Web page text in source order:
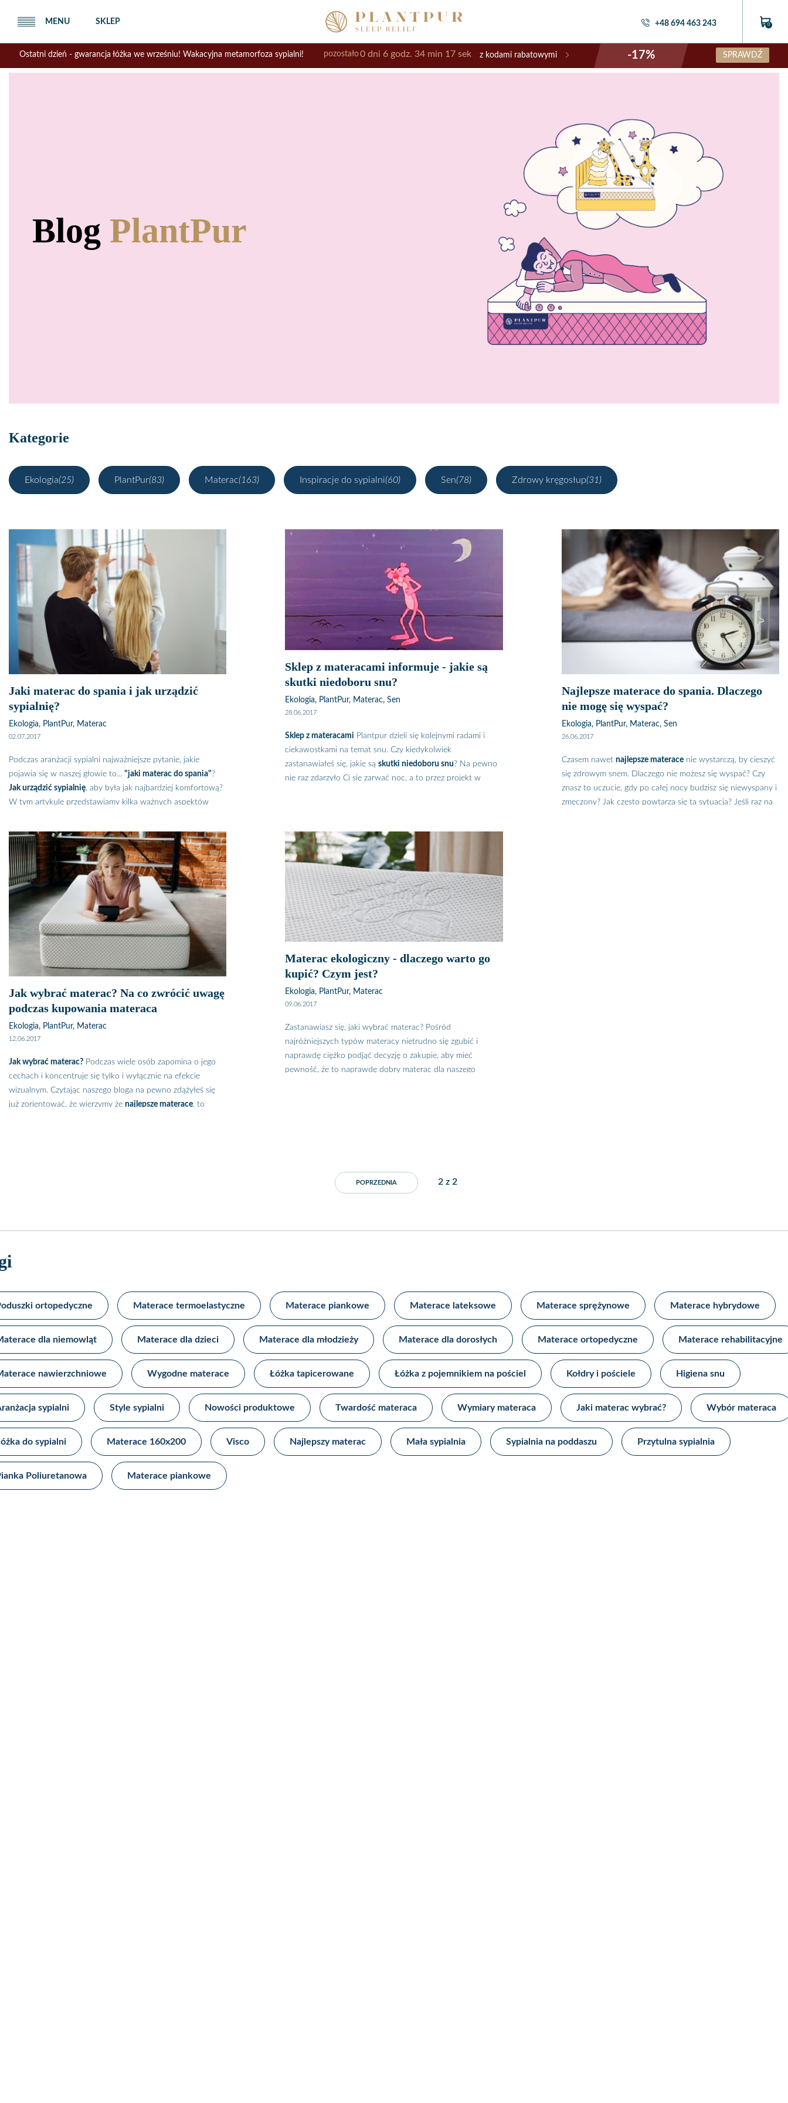
MENU SKLEP +48 694 463 243 0
Blog PlantPur
Kategorie
Ekologia(25) PlantPur(83) Materac(163) Inspiracje do sypialni(60) Sen(78) Zdrowy kręgosłup(31)
Ostatni dzień - gwarancja łóżka we wrześniu! Wakacyjna metamorfoza sypialni! pozostało0 dni 6 godz. 34 min 16 sek z kodami rabatowymi -17% SPRAWDŹ
Jaki materac do spania i jak urządzić
sypialnię?
Ekologia, PlantPur, Materac
02.07.2017
Podczas aranżacji sypialni najważniejsze pytanie, jakie
pojawia się w naszej głowie to... "jaki materac do spania"?
Jak urządzić sypialnię, aby była jak najbardziej komfortową?
W tym artykule przedstawiamy kilka ważnych aspektów
Pamiętajcie na jakość snu wpływa wiele czynników – ważne
są
materace do spania, ale równie istotne jest także to, z
czego zrobiona jest podłoga, czym zostały pomalowane
ściany i na jakie kolory, jakie jest oświetlenie i ogrzewanie. By
zdrowo spać sypialnia musi być dobrze urządzona – wtedy
łatwiej będzie w niej zasnąć i obudzić się wypoczętym. Jeśli
planujesz remont sypialni lub właśnie odbierasz klucze do
swojego pierwszego mieszkania i zastanawiasz się jak dobrze
i komfortowo urządzić sypialnię, poniżej znajdziesz kilka rad,
które na pewno ułatwią ci to zadanie.
Sklep z materacami informuje - jakie są
skutki niedoboru snu?
Ekologia, PlantPur, Materac, Sen
28.06.2017
Sklep z materacami Plantpur dzieli się kolejnymi radami i
ciekawostkami na temat snu. Czy kiedykolwiek
zastanawiałeś się, jakie sąskutki niedoboru snu? Na pewno
nie raz zdarzyło Ci się zarwać noc, a to przez projekt w
niewysypianie się ma jeszcze jakiś wpływ na nasze
zdrowie?Producent materacy Plantpur, zachęca do
zapoznania się z ciekawostkami związanymi z niewyspaniem.
Najlepsze materace do spania. Dlaczego
nie mogę się wyspać?
Ekologia, PlantPur, Materac, Sen
26.06.2017
Czasem nawet najlepsze materacenie wystarczą, by cieszyć
się zdrowym snem. Dlaczego nie możesz się wyspać? Czy
znasz to uczucie, gdy po całej nocy budzisz się niewyspany i
zmęczony? Jak często powtarza się ta sytuacja? Jeśli raz na
Jak wybrać materac? Na co zwrócić uwagę
podczas kupowania materaca
Ekologia, PlantPur, Materac
12.06.2017
Jak wybrać materac? Podczas wiele osób zapomina o jego
cechach i koncentruje się tylko i wyłącznie na efekcie
wizualnym. Czytając naszego bloga na pewno zdążyłeś się
już zorientować, że wierzymy że najlepsze materace, to
Materac ekologiczny - dlaczego warto go
kupić? Czym jest?
Ekologia, PlantPur, Materac
09.06.2017
Zastanawiasz się, jaki wybrać materac? Pośród
najróżniejszych typów materacy nietrudno się zgubić i
naprawdę ciężko podjąć decyzję o zakupie, aby mieć
pewność, że to naprawdę dobry materac dla naszego
POPRZEDNIA 2 z 2
ortopedyczne Materace termoelastyczne​ Materace piankowe​ Materace lateksowe​ Materace sprężynowe​ Materace hybrydowe​
dla niemowląt Materace dla dzieci​ Materace dla młodzieży​ Materace dla dorosłych Materace ortopedyczne​ Materace rehabilitacyjne​
nawierzchniowe​ Wygodne materace​ Łóżka tapicerowane​ Łóżka z pojemnikiem na pościel​ Kołdry i pościele Higiena snu​
sypialni​ Style sypialni​ Nowości produktowe​ Twardość materaca Wymiary materaca Jaki materac wybrać? Wybór materaca
do sypialni Materace 160x200 Visco Najlepszy materac Mała sypialnia Sypialnia na poddaszu Przytulna sypialnia
Poliuretanowa Materace piankowe